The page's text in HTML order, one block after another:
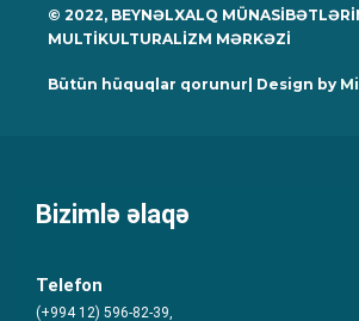
© 2022, BEYNƏLXALQ
MULTİKULTURALİZM MƏRKƏZİ
Bütün hüquqlar qorunur| Design by
Bizimlə əlaqə
Telefon
(+994 12) 596-82-39,